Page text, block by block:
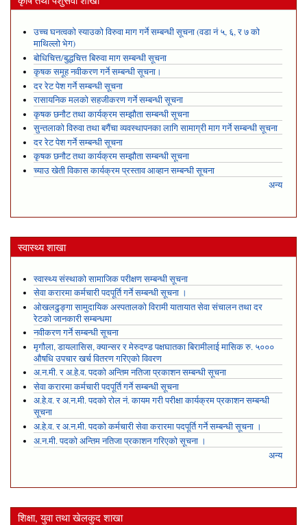
उच्च घनत्वको स्याउको विरुवा माग गर्ने सम्बन्धी सूचना (वडा नं ५, ६, र ७ को
माथिल्लो भेग)
बोधिचित्त/बुद्धचित्त बिरुवा माग सम्बन्धी सूचना
कृषक समूह नवीकरण गर्ने सम्बन्धी सूचना।
दर रेट पेश गर्ने सम्बन्धी सूचना
रासायनिक मलको सहजीकरण गर्ने सम्बन्धी सूचना
कृषक छनौट तथा कार्यक्रम सम्झौता सम्बन्धी सूचना
सुन्तलाको विरुवा तथा बगैंचा व्यवस्थापनका लागि सामाग्री माग गर्ने सम्बन्धी सूचना
दर रेट पेश गर्ने सम्बन्धी सूचना
कृषक छनौट तथा कार्यक्रम सम्झौता सम्बन्धी सूचना
च्याउ खेती विकास कार्यक्रम प्रस्ताव आव्हान सम्बन्धी सूचना
अन्य
स्वास्थ्य शाखा
स्वास्थ्य संस्थाको सामाजिक परीक्षण सम्बन्धी सूचना
सेवा करारमा कर्मचारी पदपूर्ति गर्ने सम्बन्धी सूचना ।
ओखलढुङ्गा सामुदायिक अस्पतालको विरामी यातायात सेवा संचालन तथा दर
रेटको जानकारी सम्बन्धमा
नवीकरण गर्ने सम्बन्धी सूचना
मृगौला, डायलासिस, क्यान्सर र मेरुदण्ड पक्षघातका बिरामीलाई मासिक रु. ५०००
औषधि उपचार खर्च वितरण गरिएको विवरण
अ.न.मी. र अ.हे.व. पदको अन्तिम नतिजा प्रकाशन सम्बन्धी सूचना
सेवा करारमा कर्मचारी पदपूर्ति गर्ने सम्बन्धी सूचना
अ.हे.व. र अ.न.मी. पदको रोल नं. कायम गरी परीक्षा कार्यक्रम प्रकाशन सम्बन्धी
सूचना
अ.हे.व. र अ.न.मी. पदको कर्मचारी सेवा करारमा पदपूर्ति गर्ने सम्बन्धी सूचना ।
अ.न.मी. पदको अन्तिम नतिजा प्रकाशन गरिएको सूचना ।
अन्य
शिक्षा, युवा तथा खेलकुद शाखा